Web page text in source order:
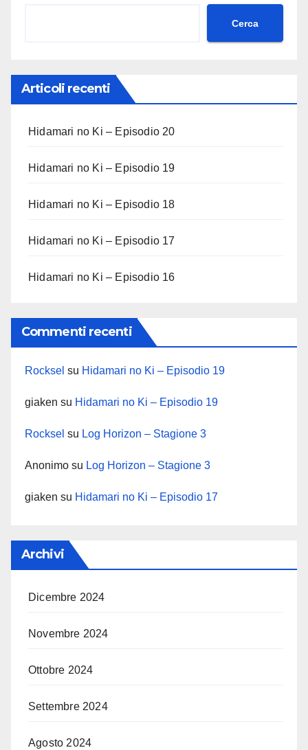
Cerca
Articoli recenti
Hidamari no Ki – Episodio 20
Hidamari no Ki – Episodio 19
Hidamari no Ki – Episodio 18
Hidamari no Ki – Episodio 17
Hidamari no Ki – Episodio 16
Commenti recenti
Rocksel su Hidamari no Ki – Episodio 19
giaken su Hidamari no Ki – Episodio 19
Rocksel su Log Horizon – Stagione 3
Anonimo su Log Horizon – Stagione 3
giaken su Hidamari no Ki – Episodio 17
Archivi
Dicembre 2024
Novembre 2024
Ottobre 2024
Settembre 2024
Agosto 2024